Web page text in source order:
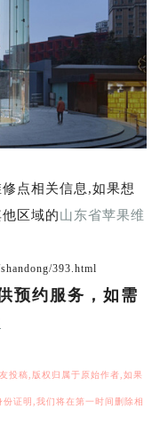
点相关信息,如果想
区域的山东省苹果维
393.html
预约服务，如需
投稿,版权归属于原始作者,如果
证明,我们将在第一时间删除相